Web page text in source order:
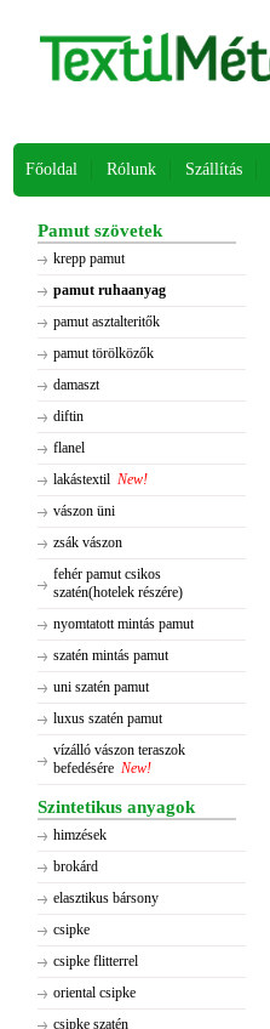
Főoldal Rólunk Szállítás
Pamut szövetek
krepp pamut
pamut ruhaanyag
pamut asztalteritők
pamut törölközők
damaszt
diftin
flanel
lakástextil New!
vászon üni
zsák vászon
fehér pamut csikos
szatén(hotelek részére)
nyomtatott mintás pamut
szatén mintás pamut
uni szatén pamut
luxus szatén pamut
vízálló vászon teraszok
befedésére New!
Szintetikus anyagok
himzések
brokárd
elasztikus bársony
csipke
csipke flitterrel
oriental csipke
csipke szatén